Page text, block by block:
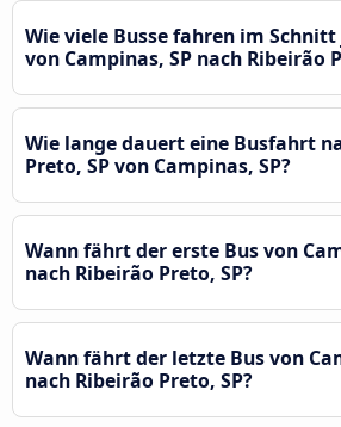
Wie viele Busse fahren im Schnitt
von Campinas, SP nach Ribeirão
Wie lange dauert eine Busfahrt
Preto, SP von Campinas, SP?
Wann fährt der erste Bus von
nach Ribeirão Preto, SP?
Wann fährt der letzte Bus von
nach Ribeirão Preto, SP?